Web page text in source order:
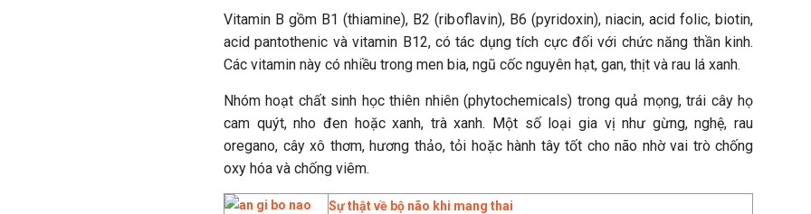
Vitamin B gồm B1 (thiamine), B2 (riboflavin), B6 (pyridoxin), niacin, acid folic, biotin,
acid pantothenic và vitamin B12, có tác dụng tích cực đối với chức năng thần kinh.
Các vitamin này có nhiều trong men bia, ngũ cốc nguyên hạt, gan, thịt và rau lá xanh.
Nhóm hoạt chất sinh học thiên nhiên (phytochemicals) trong quả mọng, trái cây họ
cam quýt, nho đen hoặc xanh, trà xanh. Một số loại gia vị như gừng, nghệ, rau
oregano, cây xô thơm, hương thảo, tỏi hoặc hành tây tốt cho não nhờ vai trò chống
oxy hóa và chống viêm.
Sự thật về bộ não khi mang thai